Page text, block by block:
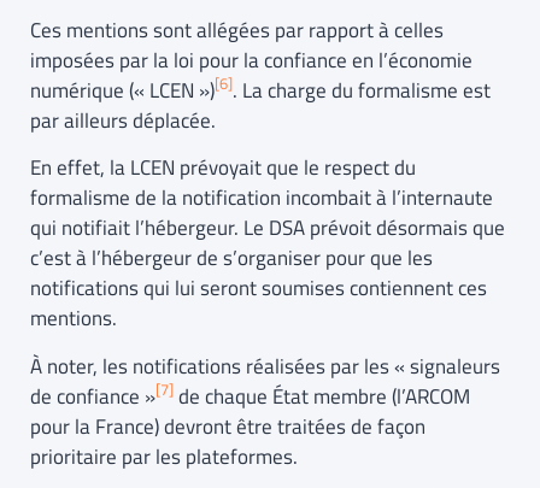
Ces mentions sont allégées par rapport à celles
imposées par la loi pour la confiance en l’économie
numérique (« LCEN »)[6]. La charge du formalisme est
par ailleurs déplacée.
En effet, la LCEN prévoyait que le respect du
formalisme de la notification incombait à l’internaute
qui notifiait l’hébergeur. Le DSA prévoit désormais que
c’est à l’hébergeur de s’organiser pour que les
notifications qui lui seront soumises contiennent ces
mentions.
À noter, les notifications réalisées par les « signaleurs
de confiance »[7] de chaque État membre (l’ARCOM
pour la France) devront être traitées de façon
prioritaire par les plateformes.